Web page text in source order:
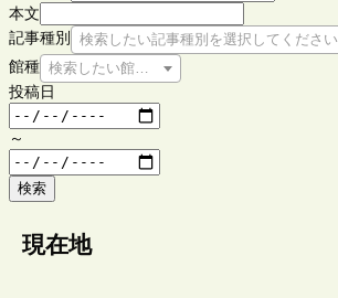
本文
記事種別
検索したい記事種別を選択してください
館種 検索したい館種を選択してください
投稿日
～
検索
現在地